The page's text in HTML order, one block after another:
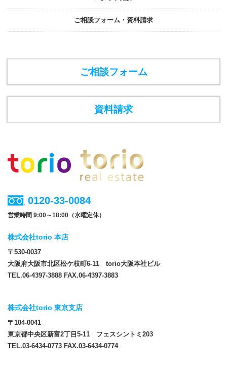
ご相談フォーム・資料請求
ご相談フォーム
資料請求
0120-33-0084
営業時間 9:00～18:00（水曜定休）
株式会社torio 本店
〒530-0037
大阪府大阪市北区松ケ枝町6-11 torio大阪本社ビル
TEL.06-4397-3888 FAX.06-4397-3883
株式会社torio 東京支店
〒104-0041
東京都中央区新富2丁目5-11 フェスシントミ203
TEL.03-6434-0773 FAX.03-6434-0774